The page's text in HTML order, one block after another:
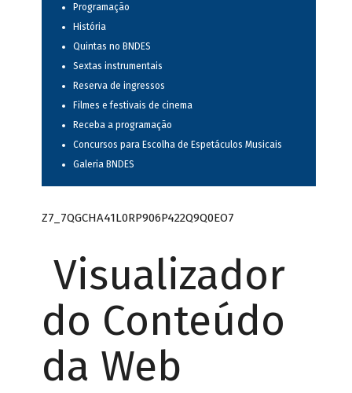
Programação
História
Quintas no BNDES
Sextas instrumentais
Reserva de ingressos
Filmes e festivais de cinema
Receba a programação
Concursos para Escolha de Espetáculos Musicais
Galeria BNDES
Z7_7QGCHA41L0RP906P422Q9Q0EO7
Visualizador
do Conteúdo
da Web